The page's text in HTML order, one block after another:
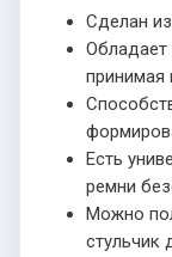
Сделан
Обладает
принимая
Есть
ремни
Можно
стульчик